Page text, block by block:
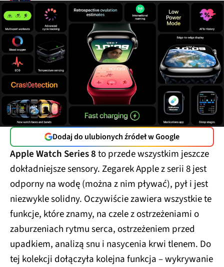
Dodaj do ulubionych źródeł w Google
Apple Watch Series 8to przede wszystkim jeszcze
dokładniejsze sensory. Zegarek Apple z serii 8 jest
odporny na wodę (można z nim pływać), pył i jest
niezwykle solidny. Oczywiście zawiera wszystkie te
funkcje, które znamy, na czele z ostrzeżeniami o
zaburzeniach rytmu serca, ostrzeżeniem przed
upadkiem, analizą snu i nasycenia krwi tlenem. Do
tej kolekcji dołączyła kolejna funkcja – wykrywanie